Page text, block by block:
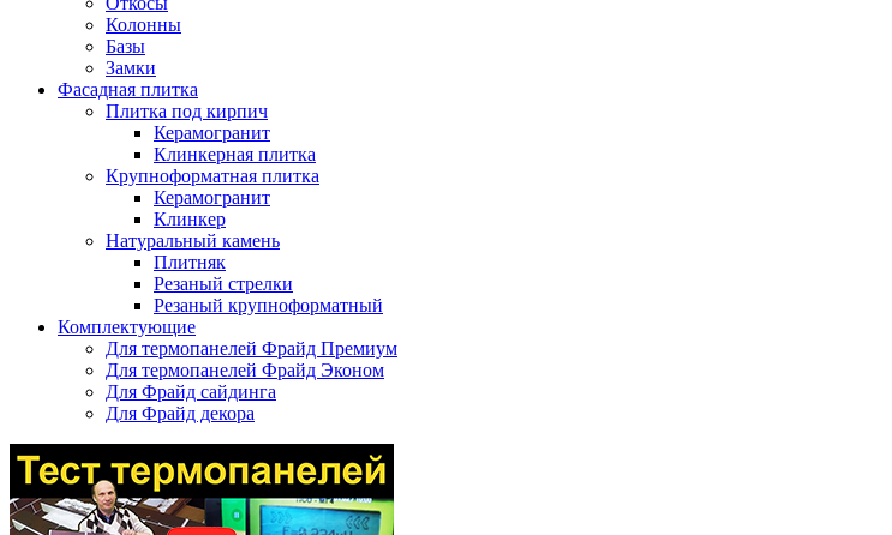
Колонны
Базы
Замки
Фасадная плитка
Плитка под кирпич
Керамогранит
Клинкерная плитка
Крупноформатная плитка
Керамогранит
Клинкер
Натуральный камень
Плитняк
Резаный стрелки
Резаный крупноформатный
Комплектующие
Для термопанелей Фрайд Премиум
Для термопанелей Фрайд Эконом
Для Фрайд сайдинга
Для Фрайд декора